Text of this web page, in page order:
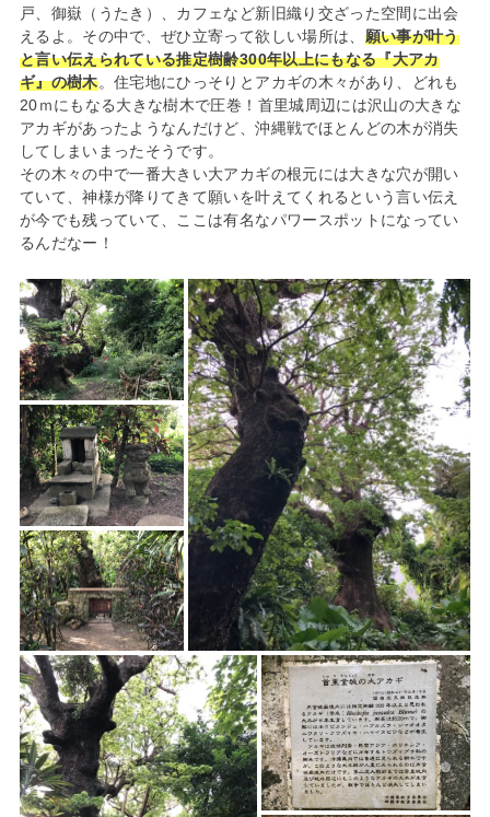
戸、御嶽（うたき）、カフェなど新旧織り交ざった空間に出会
えるよ。その中で、ぜひ立寄って欲しい場所は、 願い事が叶う
と言い伝えられている推定樹齢300年以上にもなる『大アカ
ギ』の樹木。住宅地にひっそりとアカギの木々があり、どれも
20ｍにもなる大きな樹木で圧巻！首里城周辺には沢山の大きな
アカギがあったようなんだけど、沖縄戦でほとんどの木が消失
してしまいまったそうです。
その木々の中で一番大きい大アカギの根元には大きな穴が開い
ていて、神様が降りてきて願いを叶えてくれるという言い伝え
が今でも残っていて、ここは有名なパワースポットになってい
るんだなー！